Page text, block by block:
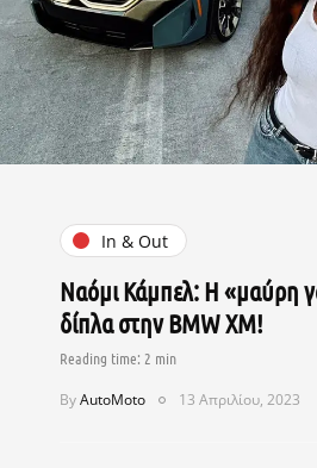
In & Out
Ναόμι Κάμπελ: Η «μαύρη
δίπλα στην BMW XM!
ByAutoMoto 13 Απριλίου, 2023